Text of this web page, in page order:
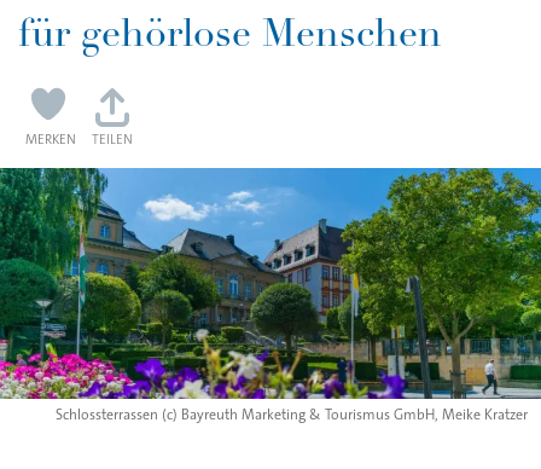
für gehörlose Menschen
MERKEN TEILEN
Schlossterrassen (c) Bayreuth Marketing & Tourismus GmbH, Meike Kratzer